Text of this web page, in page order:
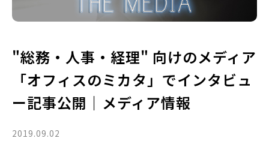
"総務・人事・経理" 向けのメディア
「オフィスのミカタ」でインタビュ
ー記事公開｜メディア情報
2019.09.02